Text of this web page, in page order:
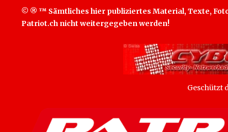
© ® ™ Sämtliches hier publiziertes Material, Texte,
Patriot.ch nicht weitergegeben werden!
Geschützt